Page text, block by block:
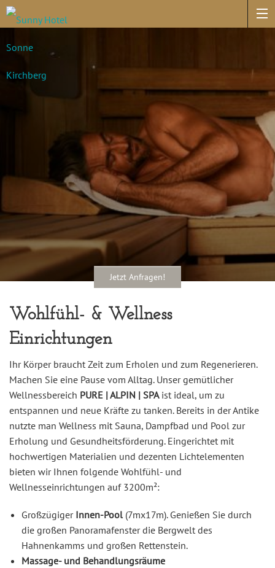
Jetzt Anfragen!
Wohlfühl- & Wellness
Einrichtungen
Ihr Körper braucht Zeit zum Erholen und zum Regenerieren.
Machen Sie eine Pause vom Alltag. Unser gemütlicher
Wellnessbereich PURE | ALPIN | SPAist ideal, um zu
entspannen und neue Kräfte zu tanken. Bereits in der Antike
nutzte man Wellness mit Sauna, Dampfbad und Pool zur
Erholung und Gesundheitsförderung. Eingerichtet mit
hochwertigen Materialien und dezenten Lichtelementen
bieten wir Ihnen folgende Wohlfühl- und
Wellnesseinrichtungen auf 3200m²:
Großzügiger Innen-Pool(7mx17m). Genießen Sie durch
die großen Panoramafenster die Bergwelt des
Hahnenkamms und großen Rettenstein.
Massage- und Behandlungsräume